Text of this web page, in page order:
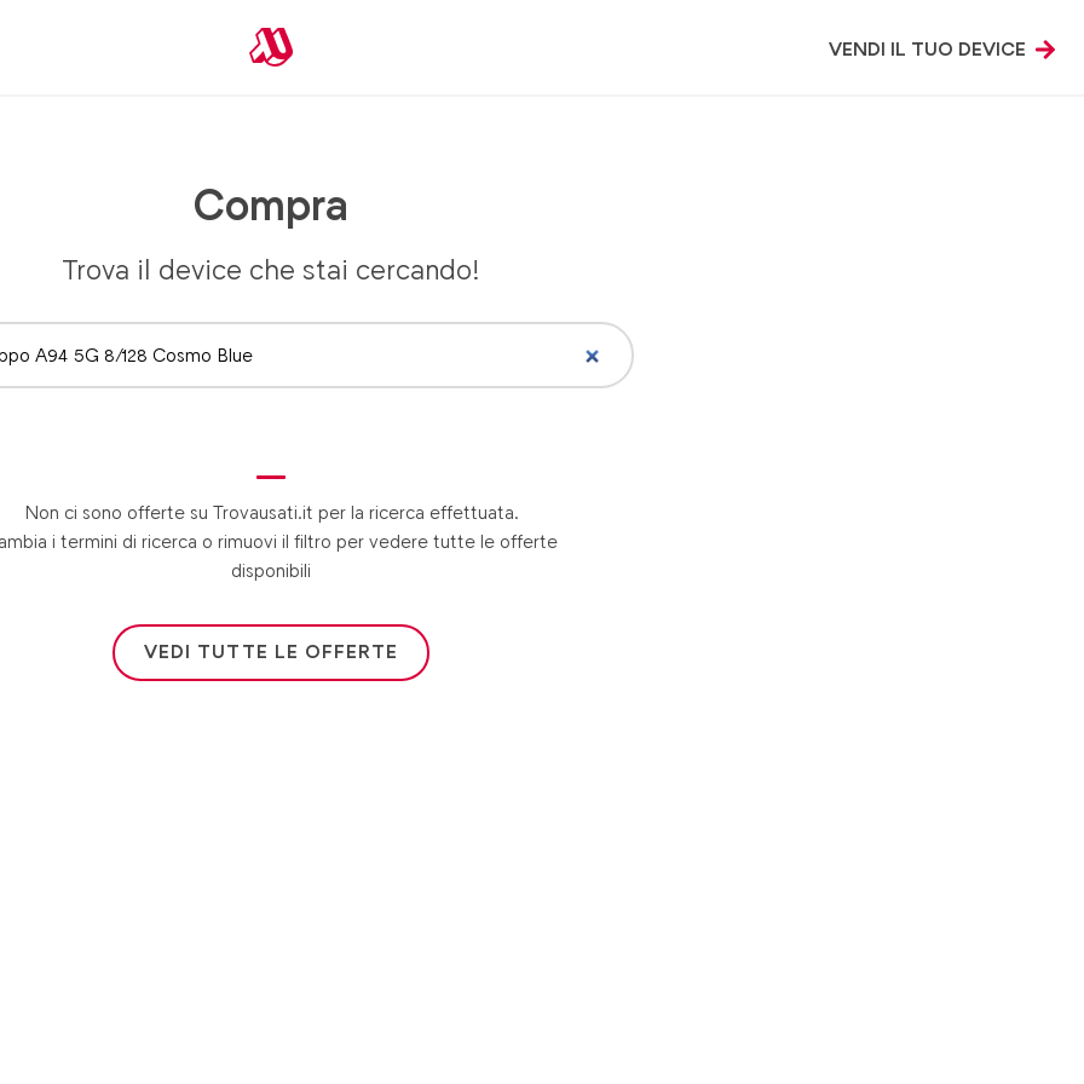
VENDI IL TUO DEVICE
Compra
Trova il device che stai cercando!
Non ci sono offerte su Trovausati.it per la ricerca effettuata.
i termini di ricerca o rimuovi il filtro per vedere tutte le offerte
disponibili
VEDI TUTTE LE OFFERTE